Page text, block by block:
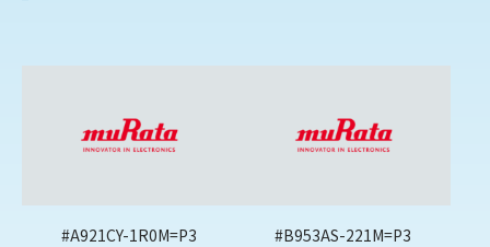
#A921CY-1R0M=P3
#B953AS-221M=P3